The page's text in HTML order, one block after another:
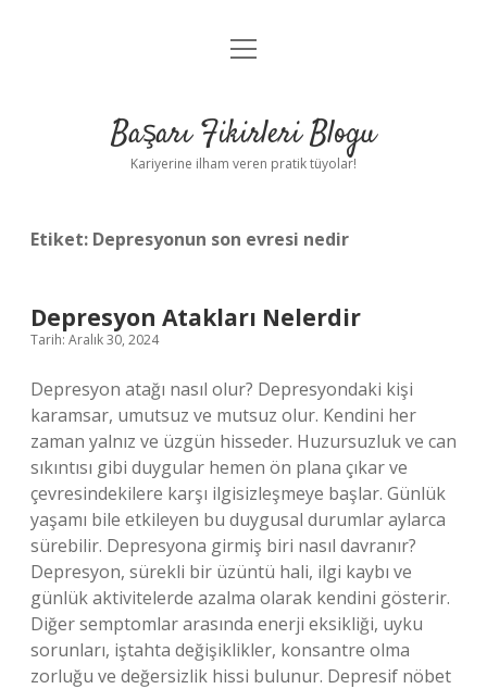
Anasayfa
Yasal Uyarı
menüyü
Başarı Fikirleri Blogu
Kariyerine ilham veren pratik tüyolar!
Etiket: Depresyonun son evresi nedir
Depresyon Atakları Nelerdir
Tarih: Aralık 30, 2024
Depresyon atağı nasıl olur? Depresyondaki kişi
karamsar, umutsuz ve mutsuz olur. Kendini her
zaman yalnız ve üzgün hisseder. Huzursuzluk ve can
sıkıntısı gibi duygular hemen ön plana çıkar ve
çevresindekilere karşı ilgisizleşmeye başlar. Günlük
yaşamı bile etkileyen bu duygusal durumlar aylarca
sürebilir. Depresyona girmiş biri nasıl davranır?
Depresyon, sürekli bir üzüntü hali, ilgi kaybı ve
günlük aktivitelerde azalma olarak kendini gösterir.
Diğer semptomlar arasında enerji eksikliği, uyku
sorunları, iştahta değişiklikler, konsantre olma
zorluğu ve değersizlik hissi bulunur. Depresif nöbet